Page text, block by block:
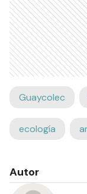
Guaycolec
ecología
Autor